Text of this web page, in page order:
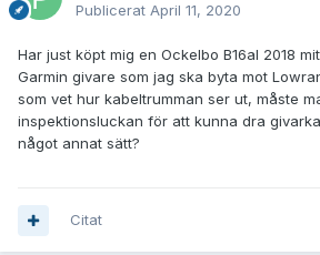
Publicerat April 11, 2020
Har just köpt mig en Ockelbo B16al 2018
Garmin givare som jag ska byta mot
som vet hur kabeltrumman ser ut, måste
inspektionsluckan för att kunna dra
något annat sätt?
Citat